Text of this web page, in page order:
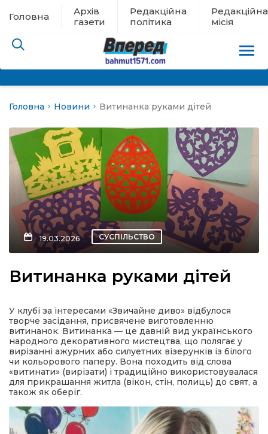
Головна
Архів
газети
Редакційна
політика
Редакційна
місія
евакуації
новини
політика
місія
Головна Новини Витинанка руками дітей
19.03.2026 СУСПІЛЬСТВО
Витинанка руками дітей
У клубі за інтересами «Звичайне диво» відбулося
творче засідання, присвячене виготовленню
витинанок. Витинанка — це давній вид українського
народного декоративного мистецтва, що полягає у
вирізанні ажурних або силуетних візерунків із білого
чи кольорового паперу. Вона походить від слова
«витинати» (вирізати) і традиційно використовувалася
для прикрашання житла (вікон, стін, полиць) до свят, а
також як оберіг.